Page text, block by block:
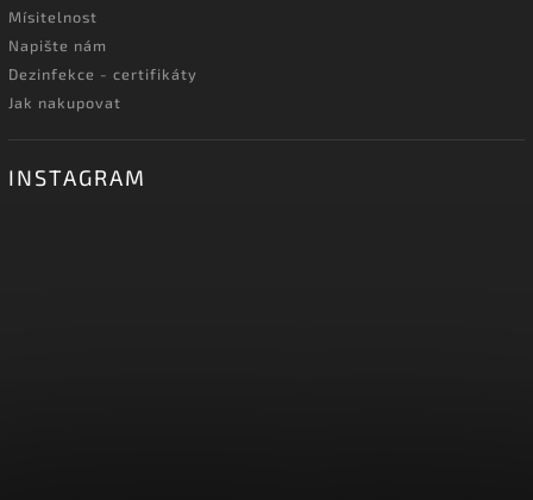
Mísitelnost
Napište nám
Dezinfekce - certifikáty
Jak nakupovat
INSTAGRAM